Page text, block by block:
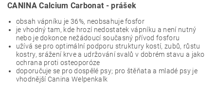
CANINA Calcium Carbonat - prášek
obsah vápníku je 36%, neobsahuje fosfor
je vhodný tam, kde hrozí nedostatek vápníku a není nutný
nebo je dokonce nežádoucí současný přívod fosforu
užívá se pro optimální podporu struktury kostí, zubů, růstu
kostry, srážení krve a udržování svalů v dobrém stavu a jako
ochrana proti osteoporóze
doporučuje se pro dospělé psy; pro štěňata a mladé psy je
vhodnější Canina Welpenkalk